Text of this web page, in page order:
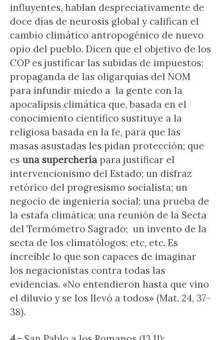
influyentes, hablan despreciativamente de
doce días de neurosis global y califican el
cambio climático antropogénico de nuevo
opio del pueblo. Dicen que el objetivo de los
COP es justificar las subidas de impuestos;
propaganda de las oligarquías del NOM
para infundir miedo a la gente con la
apocalípsis climática que, basada en el
conocimiento científico sustituye a la
religiosa basada en la fe, para que las
masas asustadas les pidan protección; que
es una superchería para justificar el
intervencionismo del Estado; un disfraz
retórico del progresismo socialista; un
negocio de ingeniería social; una prueba de
la estafa climática; una reunión de la Secta
del Termómetro Sagrado; un invento de la
secta de los climatólogos; etc, etc. Es
increíble lo que son capaces de imaginar
los negacionistas contra todas las
evidencias. «No entendieron hasta que vino
el diluvio y se los llevó a todos» (Mat. 24, 37-
38).